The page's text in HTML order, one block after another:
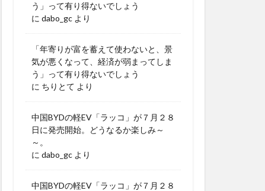
う」って有り得ないでしょう
に dabo_gc より
「年寄りが富を蓄えて使わないと、景
気が悪くなって、経済が弱まってしま
う」って有り得ないでしょう
に ちりとて より
中国BYDの軽EV「ラッコ」が７月２８
日に発売開始。どうなるか楽しみ～
～。
に dabo_gc より
中国BYDの軽EV「ラッコ」が７月２８